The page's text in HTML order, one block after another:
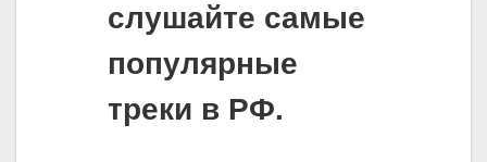
слушайте самые
популярные
треки в РФ.